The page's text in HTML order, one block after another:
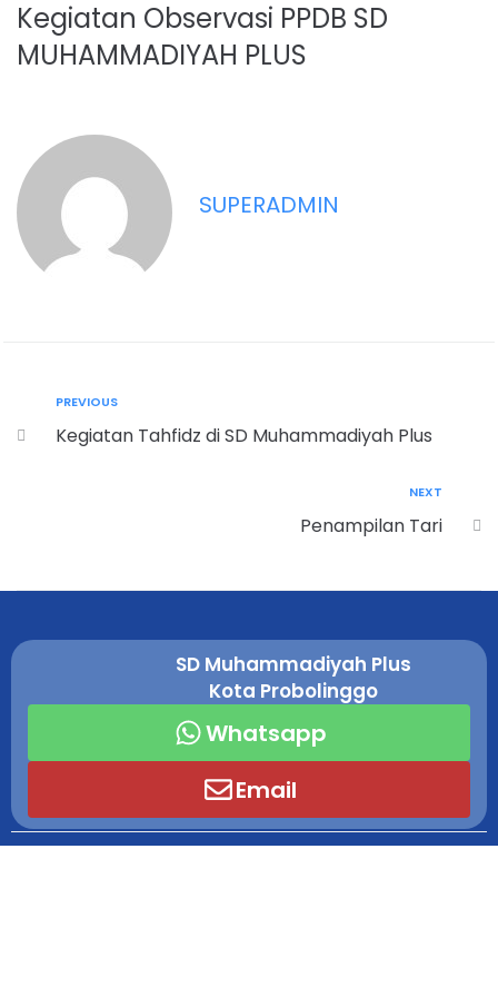
Kegiatan Observasi PPDB SD
MUHAMMADIYAH PLUS
SUPERADMIN
PREVIOUS
Kegiatan Tahfidz di SD Muhammadiyah Plus
NEXT
Penampilan Tari
SD Muhammadiyah Plus
Kota Probolinggo
Whatsapp
Email